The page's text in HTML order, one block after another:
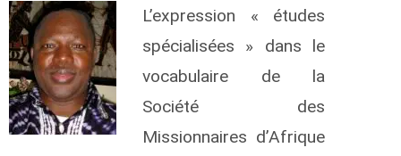
L’expression « études
spécialisées » dans le
vocabulaire de la
Société des
Missionnaires d’Afrique